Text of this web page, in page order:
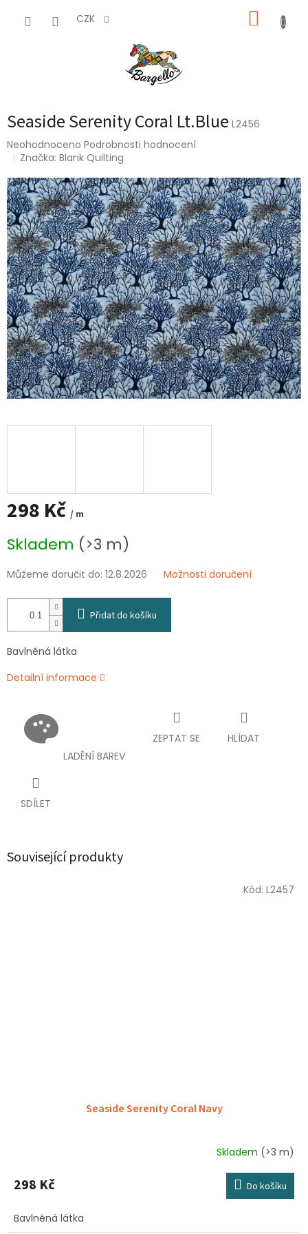
CZK
Seaside Serenity Coral Lt.Blue L2456
Průměrné
hodnocení
je
0,0
z
5
hvězdiček.
Neohodnoceno Podrobnosti hodnocení
Značka:Blank Quilting
298 Kč / m
cena:
Skladem (>3 m)
Můžeme doručit do: 12.8.2026 Možnosti doručení
Přidat do košíku
Bavlněná látka
Detailní informace
LADĚNÍ BAREV
ZEPTAT SE HLÍDAT
SDÍLET
Související produkty
Seaside Serenity Coral Navy
Skladem (>3 m)
298 Kč Do košíku
Bavlněná látka
Kód: L2457